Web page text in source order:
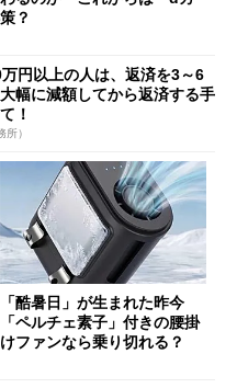
？
円以上の人は、返済を3～6
幅に減額してから返済する手
！
）
「酷暑日」が生まれた昨今
「ペルチェ素子」付きの腰掛
けファンなら乗り切れる？